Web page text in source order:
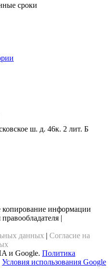
сроки
ш. д. 46к. 2 лит. Б
информации
|
данных | Согласие на
и Google. Политика
Условия использования Google